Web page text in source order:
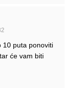
10 puta ponoviti
će vam biti